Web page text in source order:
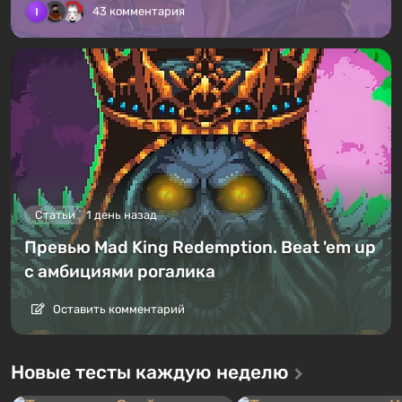
43 комментария
Статьи 1 день назад
Превью Mad King Redemption. Beat 'em up
с амбициями рогалика
Оставить комментарий
Новые тесты каждую неделю